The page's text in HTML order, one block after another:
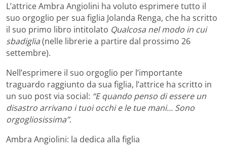
L’attrice Ambra Angiolini ha voluto esprimere tutto il
suo orgoglio per sua figlia Jolanda Renga, che ha scritto
il suo primo libro intitolato Qualcosa nel modo in cui
sbadiglia(nelle librerie a partire dal prossimo 26
settembre).
Nell’esprimere il suo orgoglio per l’importante
traguardo raggiunto da sua figlia, l’attrice ha scritto in
un suo post via social: “E quando penso di essere un
disastro arrivano i tuoi occhi e le tue mani… Sono
orgogliosissima”.
Ambra Angiolini: la dedica alla figlia